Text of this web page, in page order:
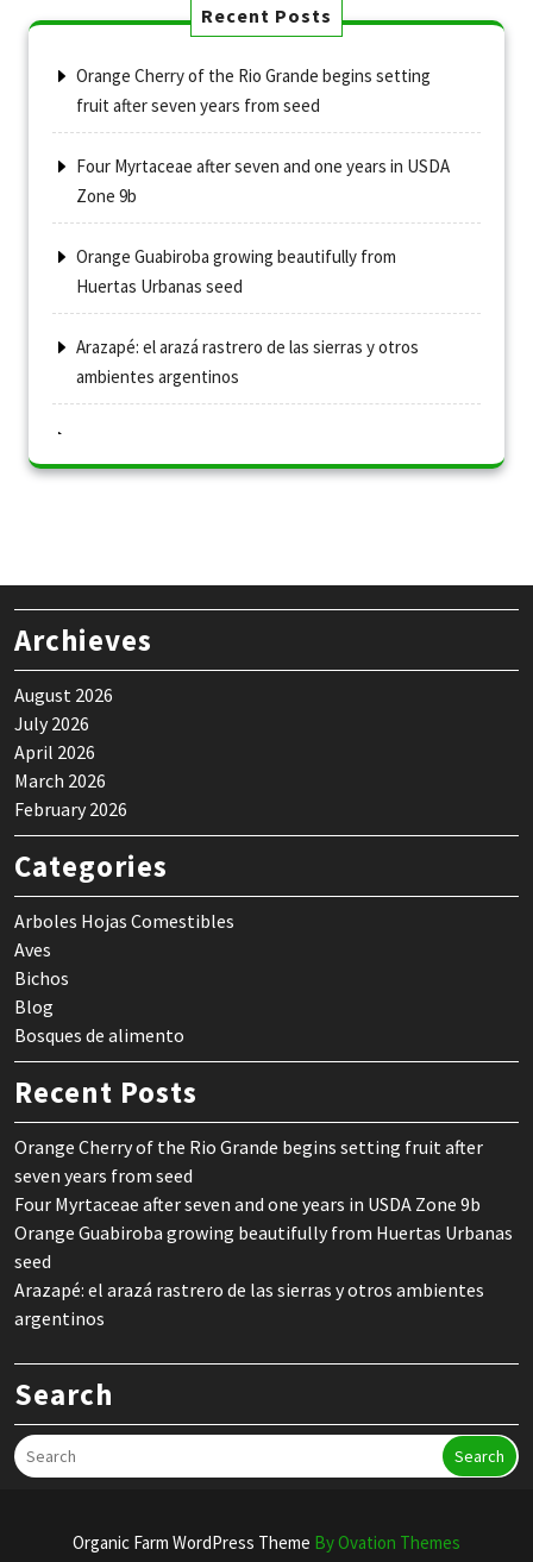
Recent Posts
Orange Cherry of the Rio Grande begins setting
fruit after seven years from seed
Four Myrtaceae after seven and one years in USDA
Zone 9b
Orange Guabiroba growing beautifully from
Huertas Urbanas seed
Arazapé: el arazá rastrero de las sierras y otros
ambientes argentinos
Archieves
August 2026
July 2026
April 2026
March 2026
February 2026
Categories
Arboles Hojas Comestibles
Aves
Bichos
Blog
Bosques de alimento
Recent Posts
Orange Cherry of the Rio Grande begins setting fruit after
seven years from seed
Four Myrtaceae after seven and one years in USDA Zone 9b
Orange Guabiroba growing beautifully from Huertas Urbanas
seed
Arazapé: el arazá rastrero de las sierras y otros ambientes
argentinos
Search
Search
Organic Farm WordPress Theme By Ovation Themes